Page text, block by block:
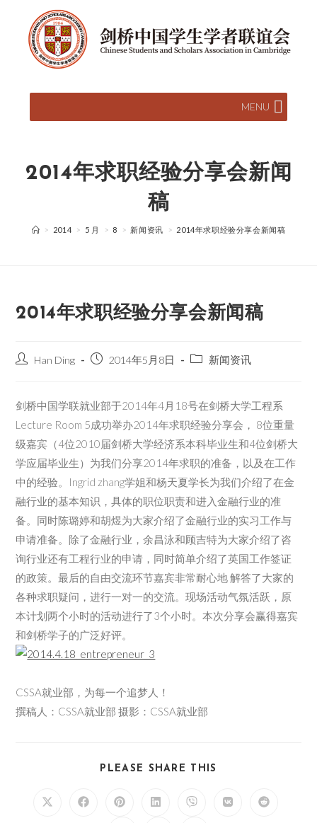
MENU
2014年求职经验分享会新闻
稿
> 2014 > 5 月 > 8 > 新闻资讯 > 2014年求职经验分享会新闻稿
2014年求职经验分享会新闻稿
Han Ding 2014年5月8日 新闻资讯
剑桥中国学联就业部于2014年4月18号在剑桥大学工程系
Lecture Room 5成功举办2014年求职经验分享会， 8位重量
级嘉宾（4位2010届剑桥大学经济系本科毕业生和4位剑桥大
学应届毕业生）为我们分享2014年求职的准备，以及在工作
中的经验。Ingrid zhang学姐和杨天夏学长为我们介绍了在金
融行业的基本知识，具体的职位职责和进入金融行业的准
备。同时陈璐婷和胡煜为大家介绍了金融行业的实习工作与
申请准备。除了金融行业，余昌泳和顾吉特为大家介绍了咨
询行业还有工程行业的申请，同时简单介绍了英国工作签证
的政策。最后的自由交流环节嘉宾非常耐心地 解答了大家的
各种求职疑问，进行一对一的交流。现场活动气氛活跃，原
本计划两个小时的活动进行了3个小时。本次分享会赢得嘉宾
和剑桥学子的广泛好评。
CSSA就业部，为每一个追梦人！
撰稿人：CSSA就业部 摄影：CSSA就业部
PLEASE SHARE THIS